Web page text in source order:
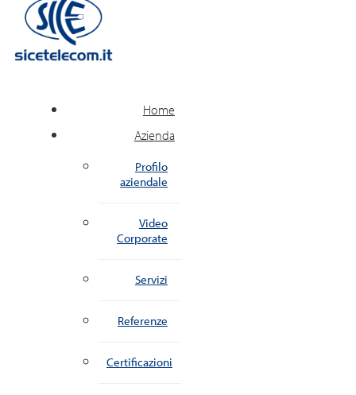
Home
Azienda
Profilo
aziendale
Video
Corporate
Servizi
Referenze
Certificazioni